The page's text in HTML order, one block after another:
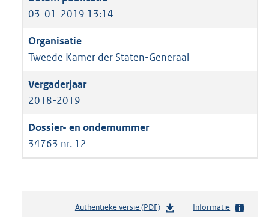
03-01-2019 13:14
Tweede Kamer der Staten-Generaal
2018-2019
34763 nr. 12
Authentieke versie (PDF)b
Informatie